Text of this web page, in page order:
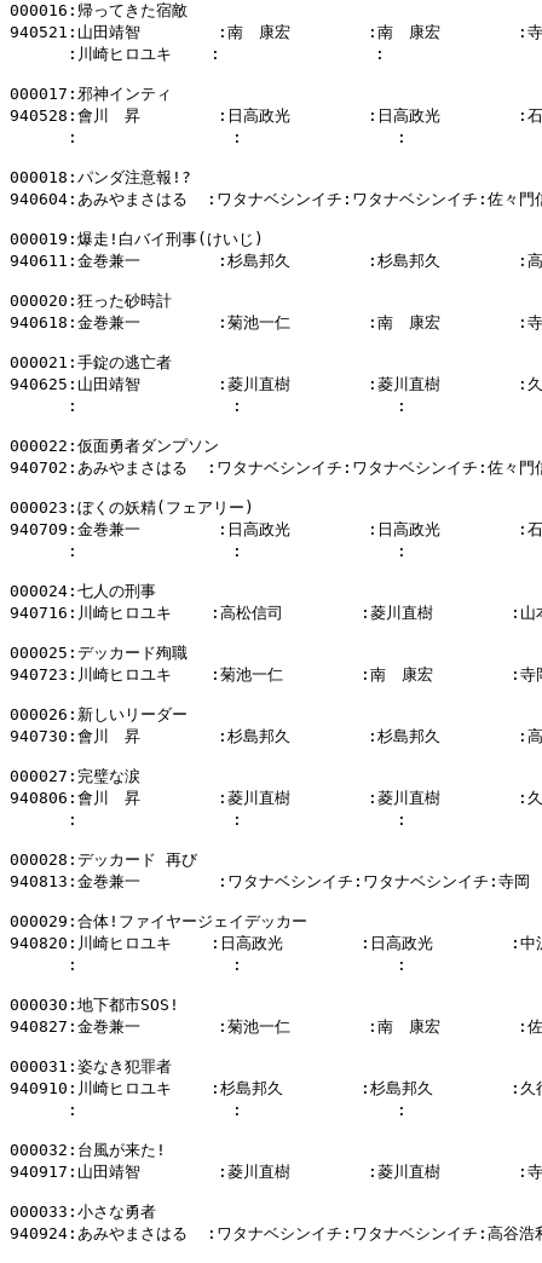
000016:帰ってきた宿敵
940521:山田靖智        :南　康宏        :南　康宏        :寺
:川崎ヒロユキ    :                :
000017:邪神インティ
940528:會川　昇        :日高政光        :日高政光        :石
:                :                :
000018:パンダ注意報!?
940604:あみやまさはる  :ワタナベシンイチ:ワタナベシンイチ:佐々門
000019:爆走!白バイ刑事(けいじ)
940611:金巻兼一        :杉島邦久        :杉島邦久        :高
000020:狂った砂時計
940618:金巻兼一        :菊池一仁        :南　康宏        :寺
000021:手錠の逃亡者
940625:山田靖智        :菱川直樹        :菱川直樹        :久
:                :                :
000022:仮面勇者ダンプソン
940702:あみやまさはる  :ワタナベシンイチ:ワタナベシンイチ:佐々門
000023:ぼくの妖精(フェアリー)
940709:金巻兼一        :日高政光        :日高政光        :石
:                :                :
000024:七人の刑事
940716:川崎ヒロユキ    :高松信司        :菱川直樹        :山本
000025:デッカード殉職
940723:川崎ヒロユキ    :菊池一仁        :南　康宏        :寺
000026:新しいリーダー
940730:會川　昇        :杉島邦久        :杉島邦久        :高
000027:完璧な涙
940806:會川　昇        :菱川直樹        :菱川直樹        :久
:                :                :
000028:デッカード 再び
940813:金巻兼一        :ワタナベシンイチ:ワタナベシンイチ:寺岡
000029:合体!ファイヤージェイデッカー
940820:川崎ヒロユキ    :日高政光        :日高政光        :中沢
:                :                :
000030:地下都市SOS!
940827:金巻兼一        :菊池一仁        :南　康宏        :佐
000031:姿なき犯罪者
940910:川崎ヒロユキ    :杉島邦久        :杉島邦久        :久行
:                :                :
000032:台風が来た!
940917:山田靖智        :菱川直樹        :菱川直樹        :寺
000033:小さな勇者
940924:あみやまさはる  :ワタナベシンイチ:ワタナベシンイチ:高谷浩